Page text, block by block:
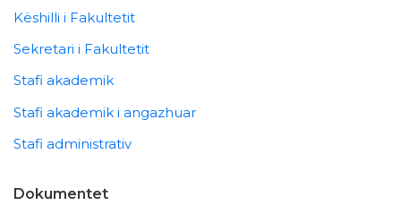
Këshilli i Fakultetit
Sekretari i Fakultetit
Stafi akademik
Stafi akademik i angazhuar
Stafi administrativ
Dokumentet